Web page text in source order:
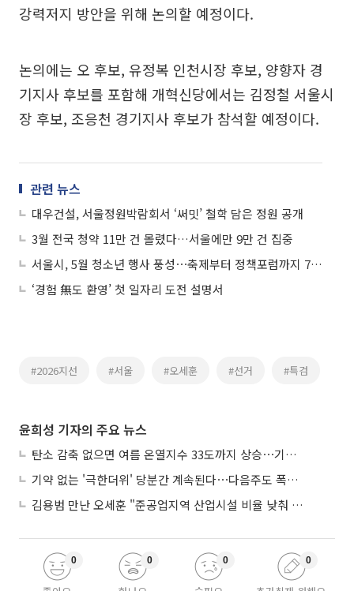
강력저지 방안을 위해 논의할 예정이다.
논의에는 오 후보, 유정복 인천시장 후보, 양향자 경
기지사 후보를 포함해 개혁신당에서는 김정철 서울시
장 후보, 조응천 경기지사 후보가 참석할 예정이다.
관련 뉴스
대우건설, 서울정원박람회서 ‘써밋’ 철학 담은 정원 공개
3월 전국 청약 11만 건 몰렸다…서울에만 9만 건 집중
서울시, 5월 청소년 행사 풍성⋯축제부터 정책포럼까지 75개 열린다
‘경험 無도 환영’ 첫 일자리 도전 설명서
#2026지선 #서울 #오세훈 #선거 #특검
윤희성 기자의 주요 뉴스
탄소 감축 없으면 여름 온열지수 33도까지 상승⋯기상청, 2100년 미래전망
기약 없는 '극한더위' 당분간 계속된다⋯다음주도 폭염·열대야 지속
김용범 만난 오세훈 "준공업지역 산업시설 비율 낮춰 공급 늘려야"
0 0 0 0